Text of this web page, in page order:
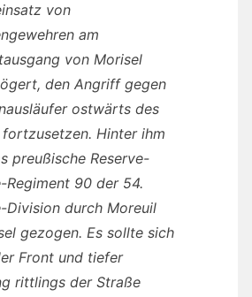
von
am
von Morisel
den Angriff gegen
ostwärts des
fortzusetzen. Hinter ihm
preußische Reserve-
Regiment 90 der 54.
Division durch Moreuil
gezogen. Es sollte sich
Front und tiefer
rittlings der Straße